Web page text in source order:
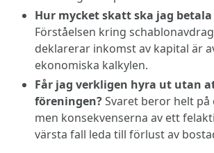
Hur mycket skatt ska jag
Förståelsen kring
deklarerar inkomst av kapital är
ekonomiska kalkylen.
Får jag verkligen hyra ut utan
föreningen?Svaret beror helt
men konsekvenserna av ett
värsta fall leda till förlust av